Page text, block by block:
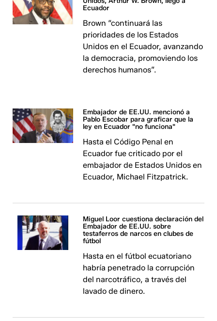
Ecuador
Brown “continuará las
prioridades de los Estados
Unidos en el Ecuador, avanzando
la democracia, promoviendo los
derechos humanos”.
Embajador de EE.UU. mencionó a
Pablo Escobar para graficar que la
ley en Ecuador "no funciona"
Hasta el Código Penal en
Ecuador fue criticado por el
embajador de Estados Unidos en
Ecuador, Michael Fitzpatrick.
Miguel Loor cuestiona declaración del
Embajador de EE.UU. sobre
testaferros de narcos en clubes de
fútbol
Hasta en el fútbol ecuatoriano
habría penetrado la corrupción
del narcotráfico, a través del
lavado de dinero.